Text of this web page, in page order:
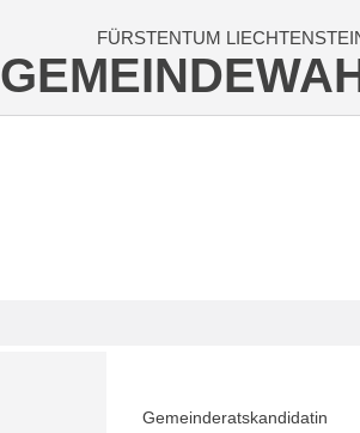
FÜRSTENTUM
Gemeinderatskandidatin